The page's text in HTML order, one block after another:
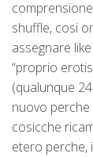
shuffle, cosi
assegnare
“proprio
(qualunque
nuovo
cosicche
etero perche,